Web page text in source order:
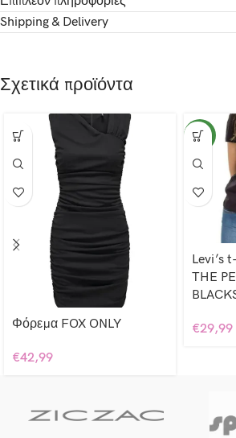
Shipping & Delivery
Σχετικά προϊόντα
Φόρεμα FOX ONLY
€42,99
NEW
Levi’s
THE
€29,99